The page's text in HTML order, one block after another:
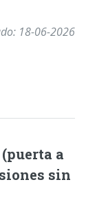
18-06-2026
a
sin